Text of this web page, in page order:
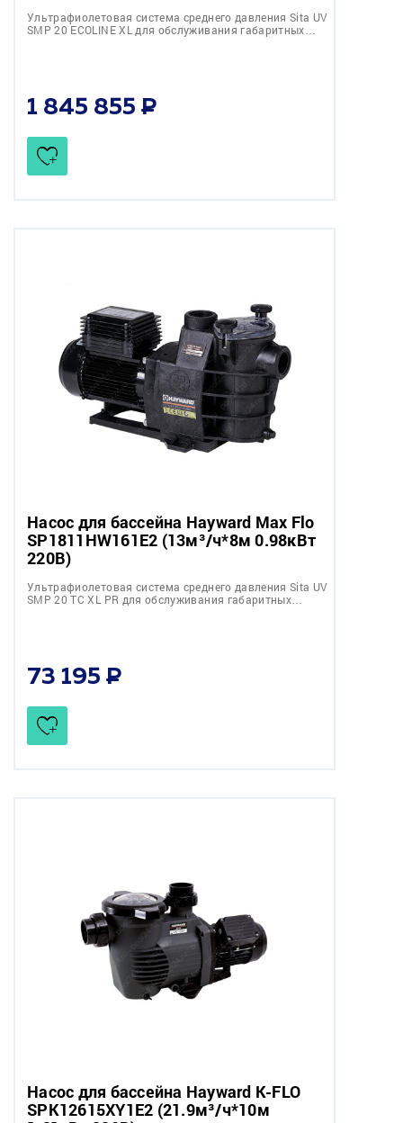
Ультрафиолетовая система среднего давления Sita UV
SMP 20 ECOLINE XL для обслуживания габаритных…
1 845 855
Насос для бассейна Hayward Max Flo
SP1811HW161E2 (13м³/ч*8м 0.98кВт
220В)
Ультрафиолетовая система среднего давления Sita UV
SMP 20 TC XL PR для обслуживания габаритных…
73 195
Насос для бассейна Hayward K-FLO
SPK12615XY1E2 (21.9м³/ч*10м